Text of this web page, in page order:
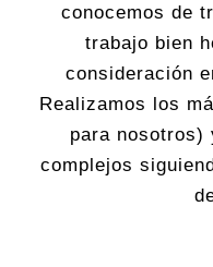
conocemos de
trabajo bien
consideración
Realizamos los
para
complejos